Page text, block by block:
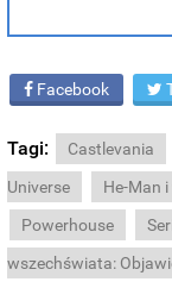
Facebook
Tagi: Castlevania
Universe
He-Man
Powerhouse
wszechświata: